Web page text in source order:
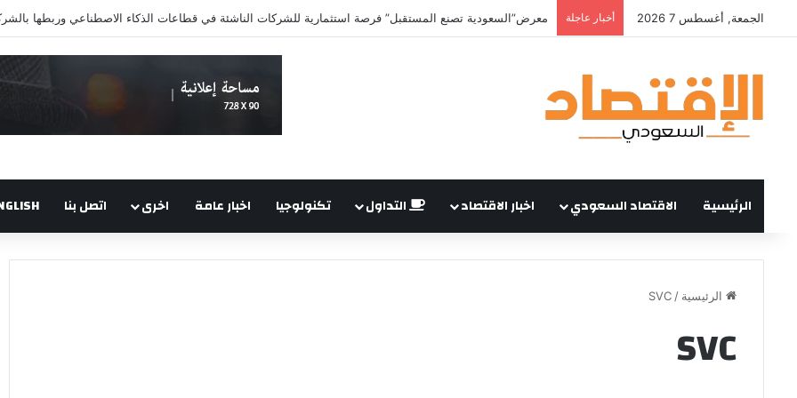
الجمعة, أغسطس 7 2026 أخبار عاجلة معرض”السعودية تصنع المستقبل” فرصة استثمارية للشركات الناشئة في قطاعات الذكاء الاصطناعي وربطها
الرئيسية الاقتصاد السعودي اخبار الاقتصاد التداول تكنولوجيا اخبار عامة اخرى اتصل بنا
الرئيسية /
SVC
SVC